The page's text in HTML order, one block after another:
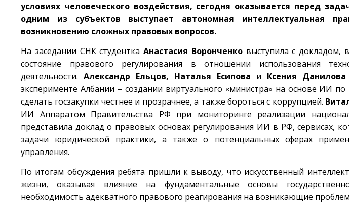
условиях человеческого воздействия, сегодня оказывается перед
одним из субъектов выступает автономная интеллектуальная
возникновению сложных правовых вопросов.
На заседании СНК студентка Анастасия Воронченковыступила с докладом,
состояние правового регулирования в отношении использования
деятельности. Александр Ельцов, Наталья Есипова и Ксения Данилова
эксперименте Албании – создании виртуального «министра» на основе ИИ
сделать госзакупки честнее и прозрачнее, а также бороться с коррупцией.
ИИ Аппаратом Правительства РФ при мониторинге реализации
представила доклад о правовых основах регулирования ИИ в РФ, сервисах,
задачи юридической практики, а также о потенциальных сферах
управления.
По итогам обсуждения ребята пришли к выводу, что искусственный
жизни, оказывая влияние на фундаментальные основы
необходимость адекватного правового реагирования на возникающие